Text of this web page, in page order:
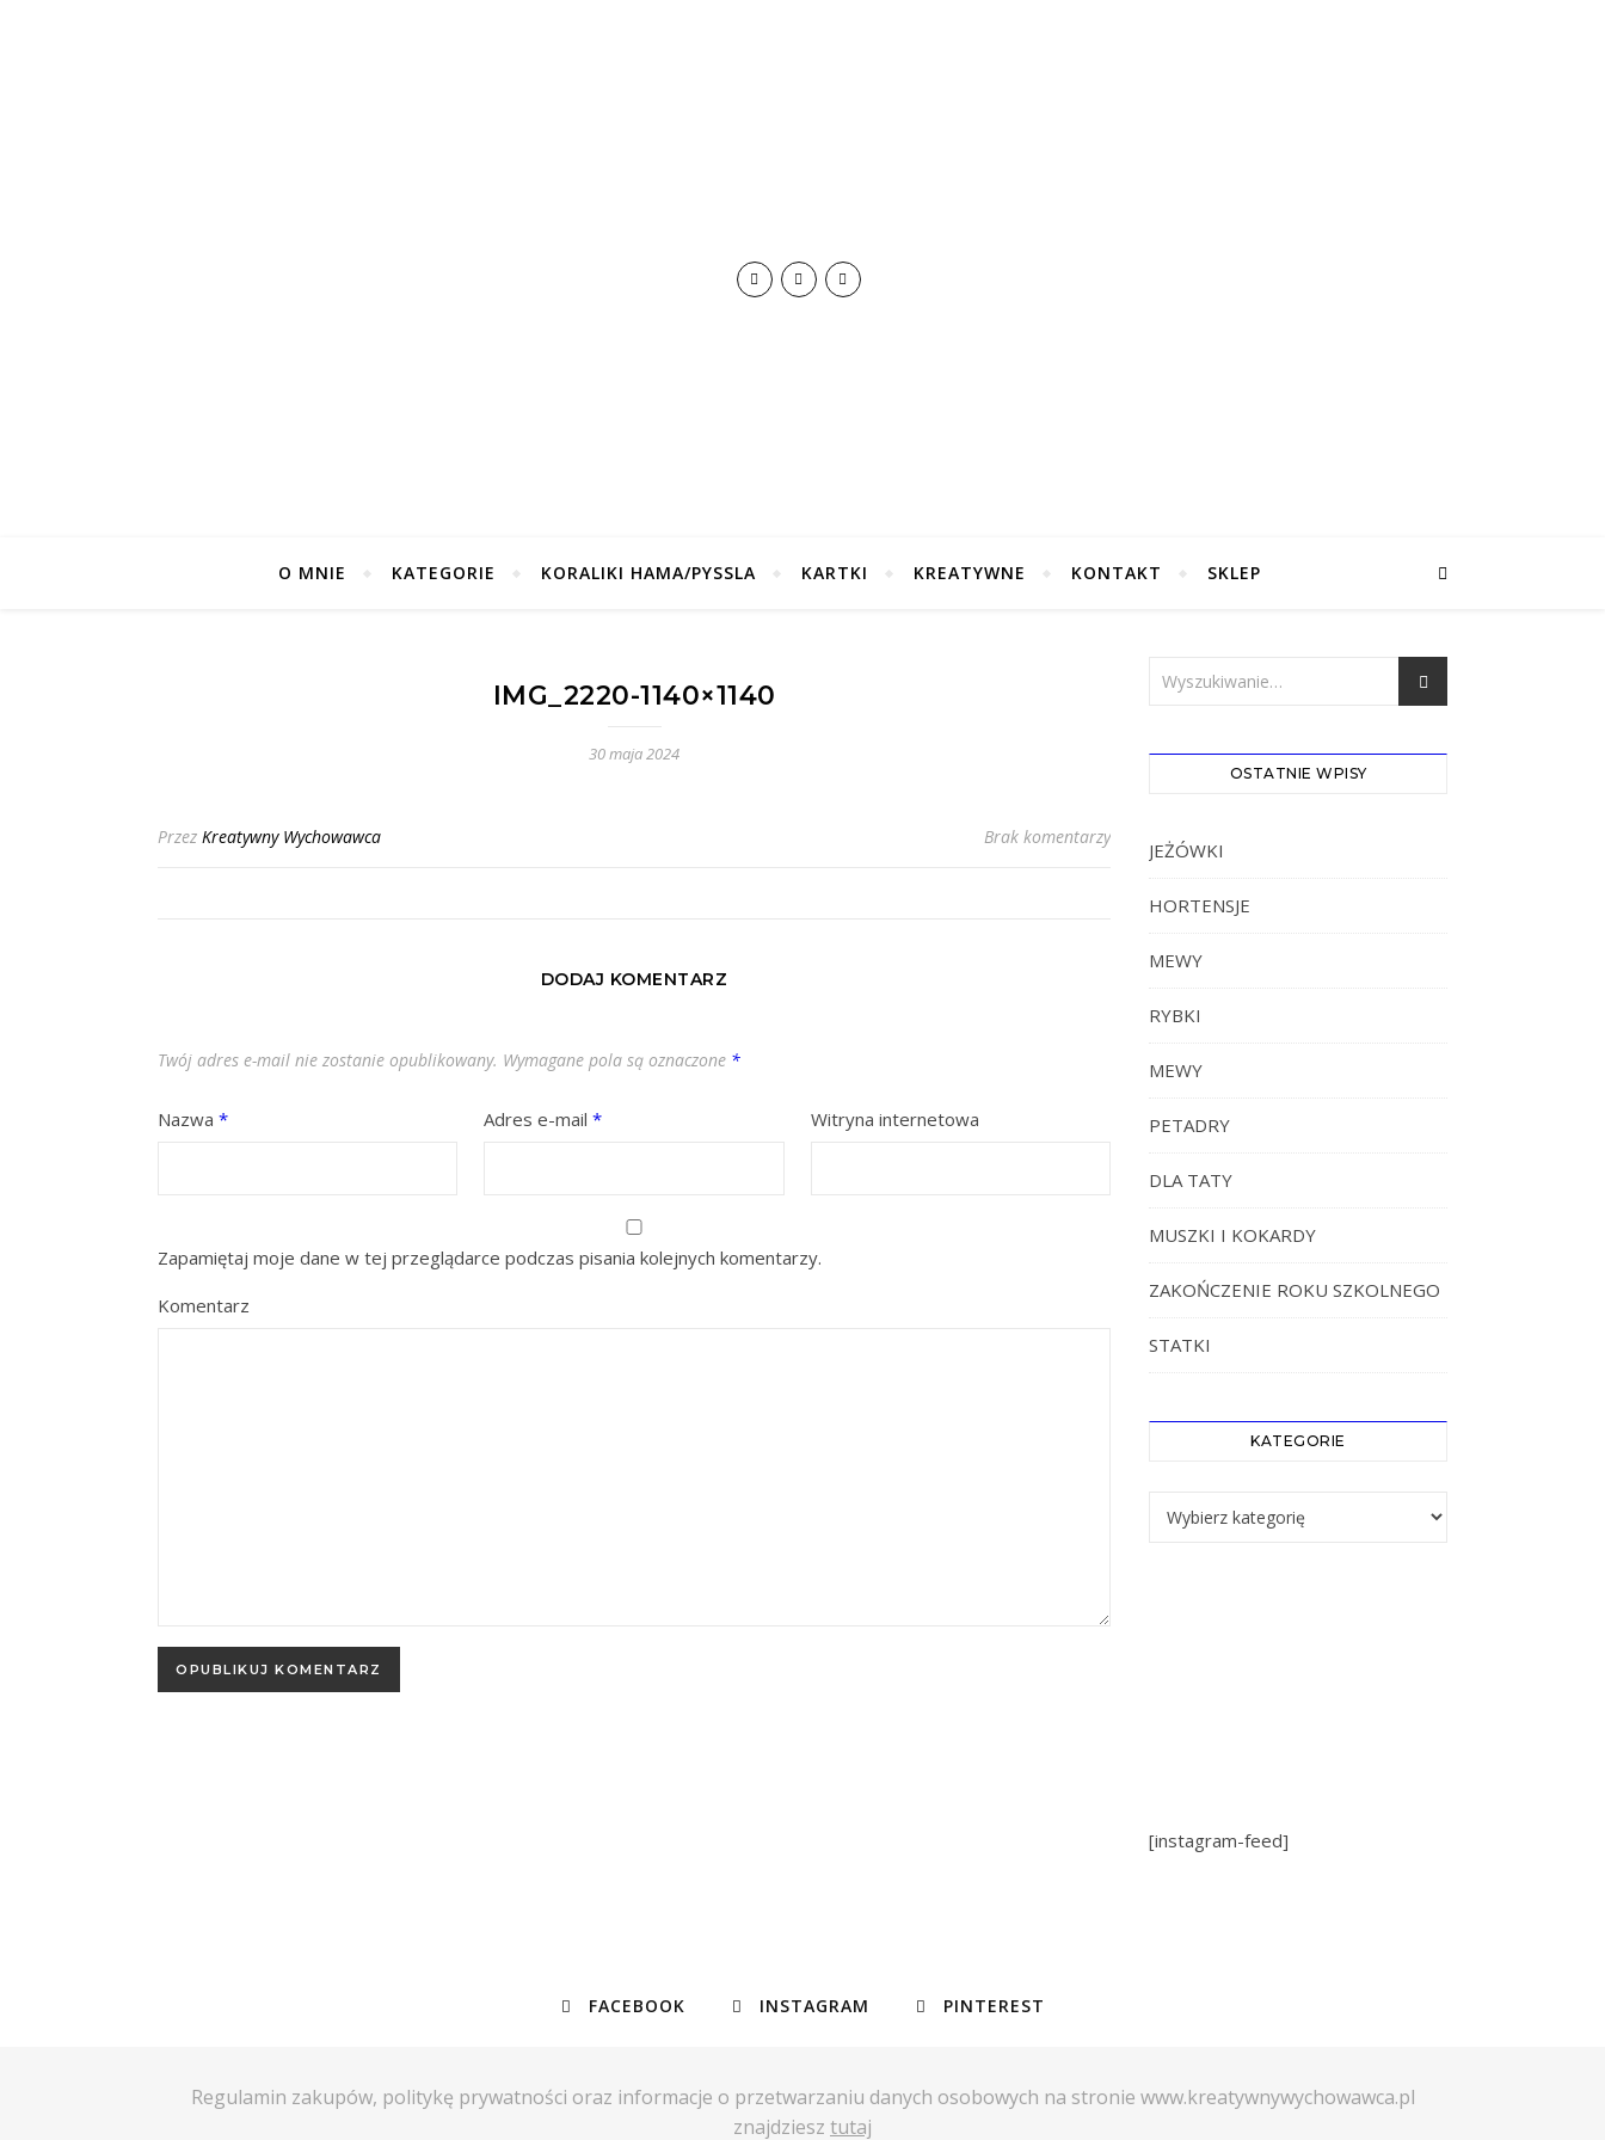
O MNIE KATEGORIE KORALIKI HAMA/PYSSLA KARTKI KREATYWNE KONTAKT SKLEP
IMG_2220-1140×1140
30 maja 2024
Przez Kreatywny Wychowawca Brak komentarzy
DODAJ KOMENTARZ
Twój adres e-mail nie zostanie opublikowany. Wymagane pola są oznaczone *
Nazwa * Adres e-mail* Witryna internetowa
Zapamiętaj moje dane w tej przeglądarce podczas pisania kolejnych komentarzy.
Komentarz
OSTATNIE WPISY
JEŻÓWKI
HORTENSJE
MEWY
RYBKI
MEWY
PETADRY
DLA TATY
MUSZKI I KOKARDY
ZAKOŃCZENIE ROKU SZKOLNEGO
STATKI
KATEGORIE
Kategorie
[instagram-feed]
FACEBOOK INSTAGRAM PINTEREST
Regulamin zakupów, politykę prywatności oraz informacje o przetwarzaniu danych osobowych na stronie www.kreatywnywychowawca.pl
znajdziesz tutaj